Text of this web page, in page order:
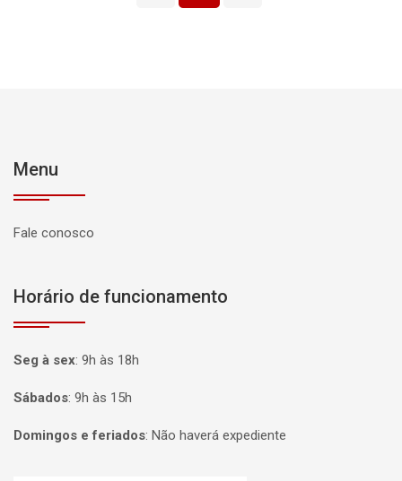
Menu
Fale conosco
Horário de funcionamento
Seg à sex: 9h às 18h
Sábados: 9h às 15h
Domingos e feriados: Não haverá expediente